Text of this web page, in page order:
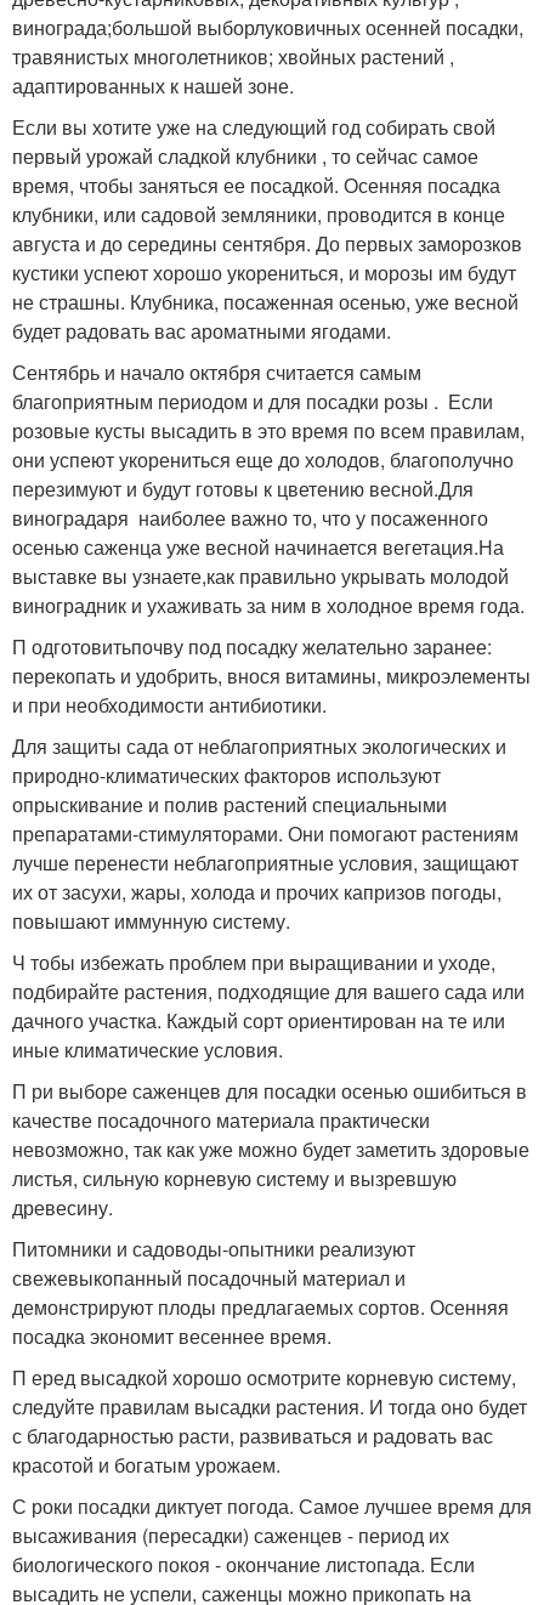
винограда;большой выборлуковичных осенней посадки,
травянистых многолетников; хвойных растений ,
адаптированных к нашей зоне.
Если вы хотите уже на следующий год собирать свой
первый урожай сладкой клубники , то сейчас самое
время, чтобы заняться ее посадкой. Осенняя посадка
клубники, или садовой земляники, проводится в конце
августа и до середины сентября. До первых заморозков
кустики успеют хорошо укорениться, и морозы им будут
не страшны. Клубника, посаженная осенью, уже весной
будет радовать вас ароматными ягодами.
Сентябрь и начало октября считается самым
благоприятным периодом и для посадки розы . Если
розовые кусты высадить в это время по всем правилам,
они успеют укорениться еще до холодов, благополучно
перезимуют и будут готовы к цветению весной.Для
виноградаря наиболее важно то, что у посаженного
осенью саженца уже весной начинается вегетация.На
выставке вы узнаете,как правильно укрывать молодой
виноградник и ухаживать за ним в холодное время года.
П одготовитьпочву под посадку желательно заранее:
перекопать и удобрить, внося витамины, микроэлементы
и при необходимости антибиотики.
Для защиты сада от неблагоприятных экологических и
природно-климатических факторов используют
опрыскивание и полив растений специальными
препаратами-стимуляторами. Они помогают растениям
лучше перенести неблагоприятные условия, защищают
их от засухи, жары, холода и прочих капризов погоды,
повышают иммунную систему.
Ч тобы избежать проблем при выращивании и уходе,
подбирайте растения, подходящие для вашего сада или
дачного участка. Каждый сорт ориентирован на те или
иные климатические условия.
П ри выборе саженцев для посадки осенью ошибиться в
качестве посадочного материала практически
невозможно, так как уже можно будет заметить здоровые
листья, сильную корневую систему и вызревшую
древесину.
Питомники и садоводы-опытники реализуют
свежевыкопанный посадочный материал и
демонстрируют плоды предлагаемых сортов. Осенняя
посадка экономит весеннее время.
П еред высадкой хорошо осмотрите корневую систему,
следуйте правилам высадки растения. И тогда оно будет
с благодарностью расти, развиваться и радовать вас
красотой и богатым урожаем.
С роки посадки диктует погода. Самое лучшее время для
высаживания (пересадки) саженцев - период их
биологического покоя - окончание листопада. Если
высадить не успели, саженцы можно прикопать на